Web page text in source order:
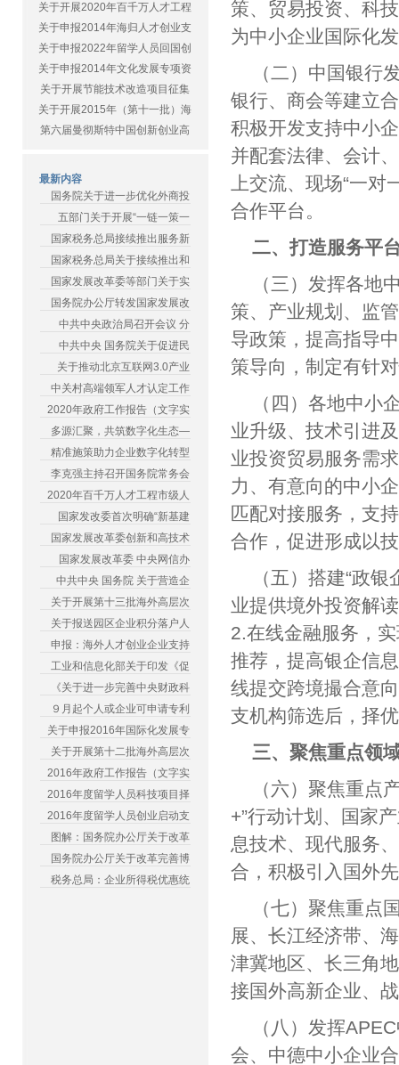
关于开展2020年百千万人才工程
关于申报2014年海归人才创业支
关于申报2022年留学人员回国创
关于申报2014年文化发展专项资
关于开展节能技术改造项目征集
关于开展2015年（第十一批）海
第六届曼彻斯特中国创新创业高
最新内容
国务院关于进一步优化外商投
五部门关于开展“一链一策一
国家税务总局接续推出服务新
国家税务总局关于接续推出和
国家发展改革委等部门关于实
国务院办公厅转发国家发展改
中共中央政治局召开会议 分
中共中央 国务院关于促进民
关于推动北京互联网3.0产业
中关村高端领军人才认定工作
2020年政府工作报告（文字实
多源汇聚，共筑数字化生态—
精准施策助力企业数字化转型
李克强主持召开国务院常务会
2020年百千万人才工程市级人
国家发改委首次明确“新基建
国家发展改革委创新和高技术
国家发展改革委 中央网信办
中共中央 国务院 关于营造企
关于开展第十三批海外高层次
关于报送园区企业积分落户人
申报：海外人才创业企业支持
工业和信息化部关于印发《促
《关于进一步完善中央财政科
９月起个人或企业可申请专利
关于申报2016年国际化发展专
关于开展第十二批海外高层次
2016年政府工作报告（文字实
2016年度留学人员科技项目择
2016年度留学人员创业启动支
图解：国务院办公厅关于改革
国务院办公厅关于改革完善博
税务总局：企业所得税优惠统
策、贸易投资、科
为中小企业国际化
（二）中国银行
银行、商会等建立
积极开发支持中小
并配套法律、会计
上交流、现场“一
合作平台。
二、打造服务平
（三）发挥各地
策、产业规划、监
导政策，提高指导
策导向，制定有针
（四）各地中小
业升级、技术引进
业投资贸易服务需
力、有意向的中小
匹配对接服务，支
合作，促进形成以
（五）搭建“政
业提供境外投资解
2.在线金融服务，
推荐，提高银企信
线提交跨境撮合意
支机构筛选后，择
三、聚焦重点领
（六）聚焦重点
+”行动计划、国家
息技术、现代服务
合，积极引入国外
（七）聚焦重点
展、长江经济带、
津冀地区、长三角
接国外高新企业、
（八）发挥
会、中德中小企业